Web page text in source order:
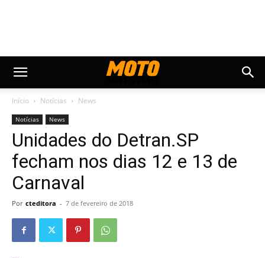
Início Notícias News
Notícias News
Unidades do Detran.SP
fecham nos dias 12 e 13 de
Carnaval
Por cteditora - 7 de fevereiro de 2018